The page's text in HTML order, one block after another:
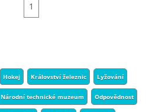
1
Hokej Království železnic Lyžování
Národní technické muzeum Odpovědnost